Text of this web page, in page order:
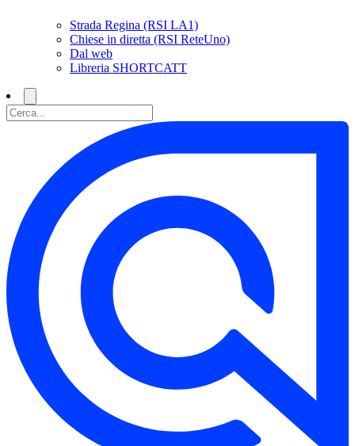
Strada Regina (RSI LA1)
Chiese in diretta (RSI ReteUno)
Dal web
Libreria SHORTCATT